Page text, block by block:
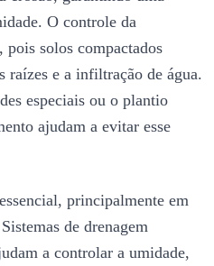
O controle da
pois solos compactados
raízes e a infiltração de água.
especiais ou o plantio
ajudam a evitar esse
principalmente em
de drenagem
a controlar a umidade,